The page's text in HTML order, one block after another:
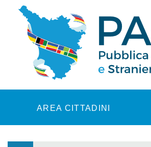
Skip to main content
AREA CITTADINI